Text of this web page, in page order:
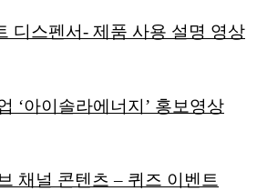
디스펜서- 제품 사용 설명 영상
‘아이솔라에너지’ 홍보영상
채널 콘텐츠 – 퀴즈 이벤트